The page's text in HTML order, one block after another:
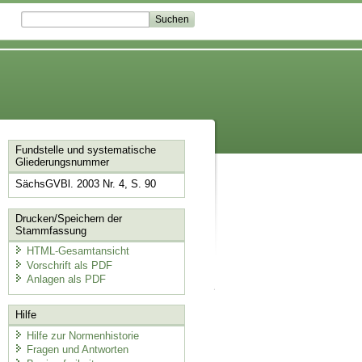
Fundstelle und systematische
Gliederungsnummer
SächsGVBl. 2003 Nr. 4, S. 90
Drucken/Speichern der
Stammfassung
HTML-Gesamtansicht
Vorschrift als PDF
Anlagen als PDF
Hilfe
Hilfe zur Normenhistorie
Fragen und Antworten